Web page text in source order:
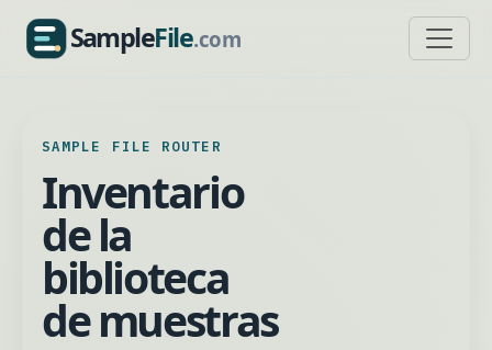
SampleFile.com
SampleFile.com
SAMPLE FILE ROUTER
Inventario
de la
biblioteca
de muestras